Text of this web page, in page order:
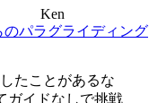
Ken
パラグライディング
たことがあるな
ガイドなしで挑戦